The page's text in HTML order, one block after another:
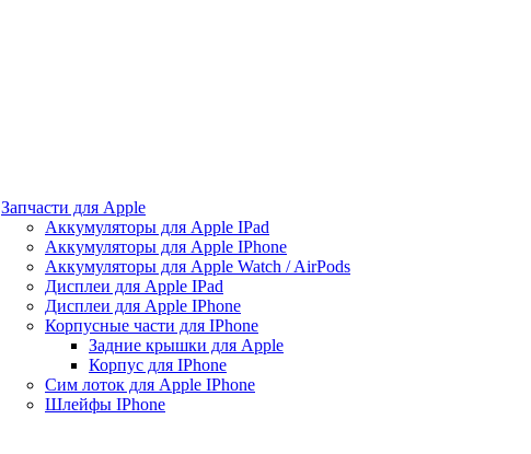
Запчасти для Apple
Аккумуляторы для Apple IPad
Аккумуляторы для Apple IPhone
Аккумуляторы для Apple Watch / AirPods
Дисплеи для Apple IPad
Дисплеи для Apple IPhone
Корпусные части для IPhone
Задние крышки для Apple
Корпус для IPhone
Сим лоток для Apple IPhone
Шлейфы IPhone